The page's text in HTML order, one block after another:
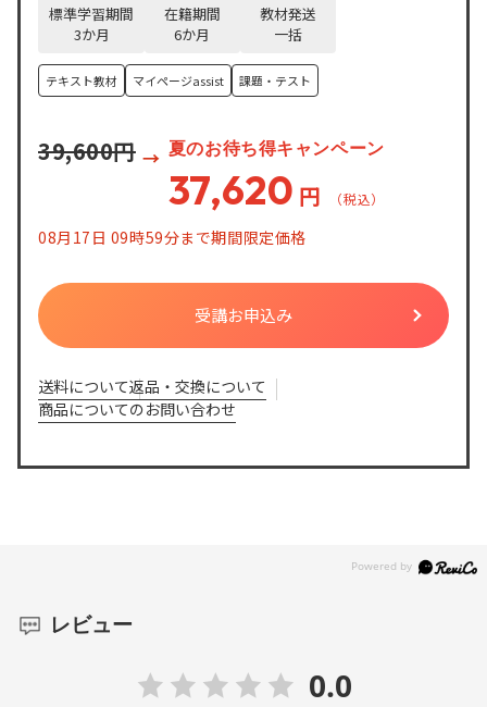
標準学習期間
3か月
在籍期間
6か月
教材発送
一括
テキスト教材 マイページassist 課題・テスト
夏のお待ち得キャンペーン
37,620 円
39,600円
08月17日 09時59分まで期間限定価格
送料について返品・交換について
商品についてのお問い合わせ
レビュー
0.0